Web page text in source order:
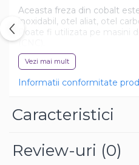
Aceasta freza din cobalt
inoxidabil, otel aliat, otel
Poate fi utilizata pe masini
(CNC).
Avantaje:
pentru o evacuare
- actiune de aschiere
formare a taisului de
rezistenta termica sporita,
uscata.
Vezi mai mult
Informatii conformitate
Caracteristici
Review-uri (0)